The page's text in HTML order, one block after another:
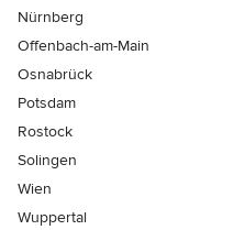
Nürnberg
Offenbach-am-Main
Osnabrück
Potsdam
Rostock
Solingen
Wien
Wuppertal